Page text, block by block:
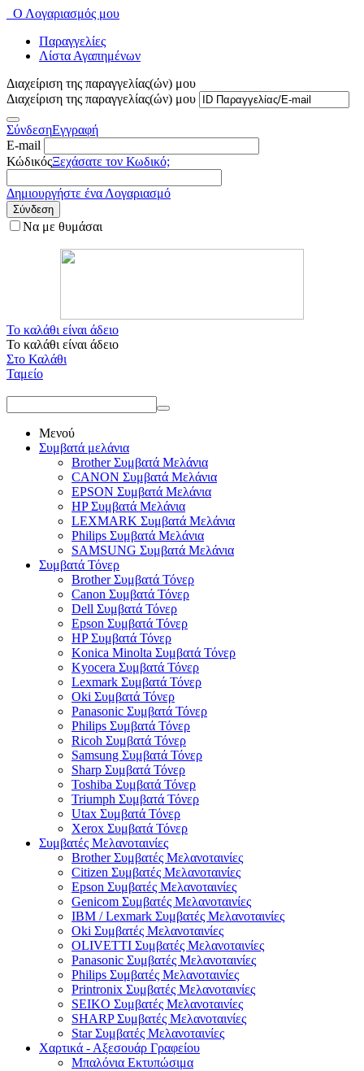
Ο Λογαριασμός μου
Παραγγελίες
Λίστα Αγαπημένων
Διαχείριση της παραγγελίας(ών) μου
Διαχείριση της παραγγελίας(ών) μου
ΣύνδεσηΕγγραφή
E-mail
ΚώδικόςΞεχάσατε τον Κωδικό;
Δημιουργήστε ένα Λογαριασμό
Σύνδεση
Να με θυμάσαι
Το καλάθι είναι άδειο
Το καλάθι είναι άδειο
Στο Καλάθι
Ταμείο
Μενού
Συμβατά μελάνια
Brother Συμβατά Μελάνια
CANON Συμβατά Μελάνια
EPSON Συμβατά Μελάνια
HP Συμβατά Μελάνια
LEXMARK Συμβατά Μελάνια
Philips Συμβατά Μελάνια
SAMSUNG Συμβατά Μελάνια
Συμβατά Τόνερ
Brother Συμβατά Τόνερ
Canon Συμβατά Τόνερ
Dell Συμβατά Τόνερ
Epson Συμβατά Τόνερ
HP Συμβατά Τόνερ
Konica Minolta Συμβατά Τόνερ
Kyocera Συμβατά Τόνερ
Lexmark Συμβατά Τόνερ
Oki Συμβατά Τόνερ
Panasonic Συμβατά Τόνερ
Philips Συμβατά Τόνερ
Ricoh Συμβατά Τόνερ
Samsung Συμβατά Τόνερ
Sharp Συμβατά Τόνερ
Toshiba Συμβατά Τόνερ
Triumph Συμβατά Τόνερ
Utax Συμβατά Τόνερ
Xerox Συμβατά Τόνερ
Συμβατές Μελανοταινίες
Brother Συμβατές Μελανοταινίες
Citizen Συμβατές Μελανοταινίες
Epson Συμβατές Μελανοταινίες
Genicom Συμβατές Μελανοταινίες
IBM / Lexmark Συμβατές Μελανοταινίες
Oki Συμβατές Μελανοταινίες
OLIVETTI Συμβατές Μελανοταινίες
Panasonic Συμβατές Μελανοταινίες
Philips Συμβατές Μελανοταινίες
Printronix Συμβατές Μελανοταινίες
SEIKO Συμβατές Μελανοταινίες
SHARP Συμβατές Μελανοταινίες
Star Συμβατές Μελανοταινίες
Χαρτικά - Αξεσουάρ Γραφείου
Μπαλόνια Εκτυπώσιμα